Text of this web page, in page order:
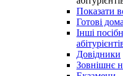
Показати
Готові
Інші
Довідники
Зовнішнє